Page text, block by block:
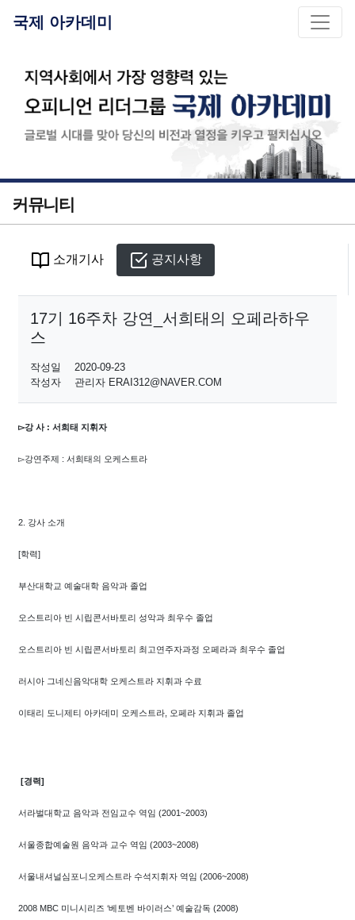
국제 아카데미
커뮤니티
소개기사 공지사항
17기 16주차 강연_서희태의 오페라하우
스
작성일
2020-09-23
작성자
관리자 ERAI312@NAVER.COM
▻강 사 : 서희태 지휘자
▻강연주제 : 서희태의 오케스트라
2. 강사 소개
[학력]
부산대학교 예술대학 음악과 졸업
오스트리아 빈 시립콘서바토리 성악과 최우수 졸업
오스트리아 빈 시립콘서바토리 최고연주자과정 오페라과 최우수 졸업
러시아 그네신음악대학 오케스트라 지휘과 수료
이태리 도니제티 아카데미 오케스트라, 오페라 지휘과 졸업
[경력]
서라벌대학교 음악과 전임교수 역임 (2001~2003)
서울종합예술원 음악과 교수 역임 (2003~2008)
서울내셔널심포니오케스트라 수석지휘자 역임 (2006~2008)
2008 MBC 미니시리즈 ‘베토벤 바이러스’ 예술감독 (2008)